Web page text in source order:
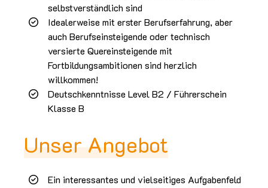
selbstverständlich sind
Idealerweise mit erster Berufserfahrung, aber
auch Berufseinsteigende oder technisch
versierte Quereinsteigende mit
Fortbildungsambitionen sind herzlich
willkommen!
Deutschkenntnisse Level B2 / Führerschein
Klasse B
Unser Angebot
Ein interessantes und vielseitiges Aufgabenfeld